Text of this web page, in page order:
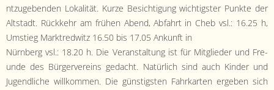
ntzugeben­den Lokalität. Kurze Besich­ti­gung wichtig­ster Punk­te der
Alt­stadt. Rück­kehr am frühen Abend, Abfahrt in Cheb vsl.: 16.25 h,
Umstieg Mark­tred­witz 16.50 bis 17.05 Ankun­ft in
Nürn­berg vsl.: 18.20 h. Die Ver­anstal­tung ist für Mit­glieder und Fre­
unde des Bürg­ervere­ins gedacht. Natür­lich sind auch Kinder und
Jugendliche willkom­men. Die gün­stig­sten Fahrkarten ergeben sich